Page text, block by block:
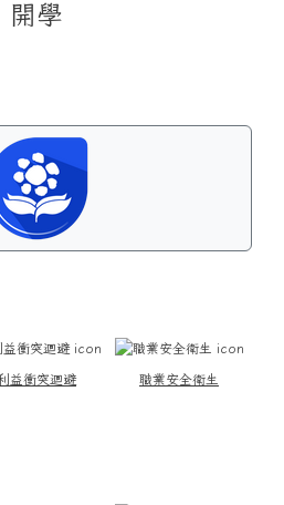
開學
益衝突迴避 職業安全衛生